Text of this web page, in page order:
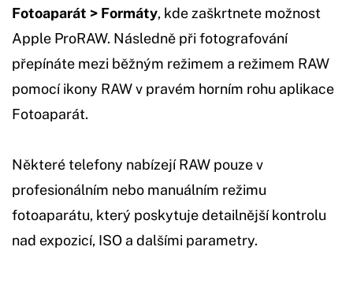
Fotoaparát > Formáty, kde zaškrtnete možnost
Apple ProRAW. Následně při fotografování
přepínáte mezi běžným režimem a režimem RAW
pomocí ikony RAW v pravém horním rohu aplikace
Fotoaparát.
Některé telefony nabízejí RAW pouze v
profesionálním nebo manuálním režimu
fotoaparátu, který poskytuje detailnější kontrolu
nad expozicí, ISO a dalšími parametry.